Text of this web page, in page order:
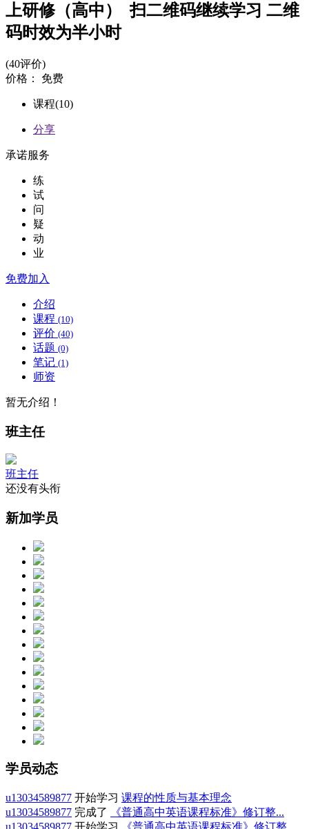
上研修（高中）
扫二维码继续学习 二维
码时效为半小时
(40评价)
价格： 免费
课程(10)
分享
承诺服务
练
试
问
疑
动
业
免费加入
介绍
课程 (10)
评价 (40)
话题 (0)
笔记 (1)
师资
暂无介绍！
班主任
班主任
还没有头衔
新加学员
学员动态
u13034589877 开始学习 课程的性质与基本理念
u13034589877 完成了
《普通高中英语课程标准》修订整...